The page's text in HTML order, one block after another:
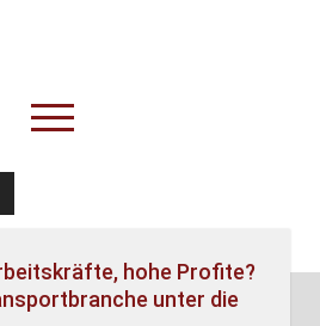
open
menu
threads
Spesenliste
hohe Profite?
unter die